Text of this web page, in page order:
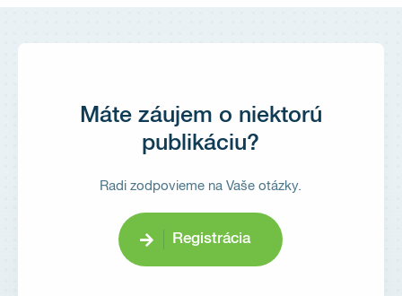
Máte záujem o niektorú
publikáciu?
Radi zodpovieme na Vaše otázky.
Registrácia